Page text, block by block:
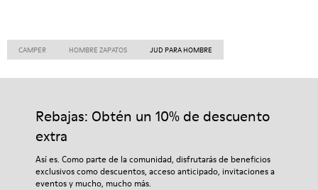
CAMPER HOMBRE ZAPATOS JUD PARA HOMBRE
Rebajas: Obtén un 10% de descuento
extra
Así es. Como parte de la comunidad, disfrutarás de beneficios
exclusivos como descuentos, acceso anticipado, invitaciones a
eventos y mucho, mucho más.